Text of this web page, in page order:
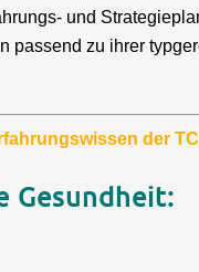
und
passend zu ihrer
der
Gesundheit: